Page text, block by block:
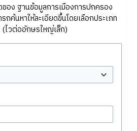
อง ฐานข้อมูลการเมืองการปกครอง
ค้นหาให้ละเอียดขึ้นโดยเลือกประเภท
ไวต่ออักษรใหญ่เล็ก)